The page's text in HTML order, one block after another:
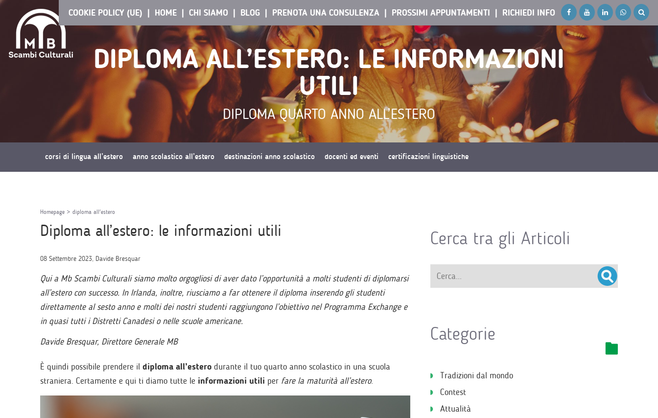
RICHIEDI INFO
PROSSIMI APPUNTAMENTI
PRENOTA UNA CONSULENZA
BLOG
CHI SIAMO
HOME
COOKIE POLICY (UE)
DIPLOMA ALL’ESTERO: LE INFORMAZIONI
UTILI
DIPLOMA QUARTO ANNO ALL’ESTERO
corsi di lingua all’estero anno scolastico all’estero destinazioni anno scolastico docenti ed eventi certificazioni linguistiche
Homepage > diploma all'estero
Diploma all’estero: le informazioni utili
08 Settembre 2023, Davide Bresquar
Qui a Mb Scambi Culturali siamo molto orgogliosi di aver dato l’opportunità a molti studenti di diplomarsi
all’estero con successo. In Irlanda, inoltre, riusciamo a far ottenere il diploma inserendo gli studenti
direttamente al sesto anno e molti dei nostri studenti raggiungono l’obiettivo nel Programma Exchange e
in quasi tutti i Distretti Canadesi o nelle scuole americane.
Davide Bresquar, Direttore Generale MB
È quindi possibile prendere il diploma all’estero durante il tuo quarto anno scolastico in una scuola
straniera. Certamente e qui ti diamo tutte le informazioni utili per fare la maturità all’estero.
Cerca tra gli Articoli
Categorie
Tradizioni dal mondo
Contest
Attualità